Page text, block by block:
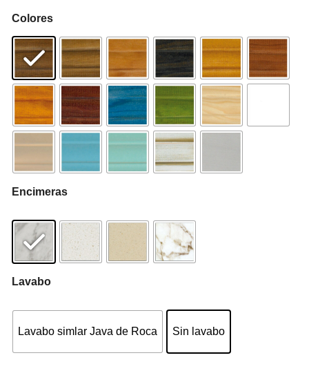
Colores
Encimeras
Lavabo
Lavabo simlar Java de Roca Sin lavabo